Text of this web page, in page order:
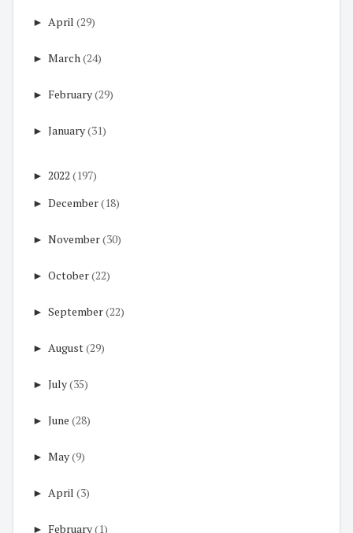
► April (29)
► March(24)
► February(29)
► January(31)
► 2022 (197)
► December(18)
► November(30)
► October(22)
► September(22)
► August(29)
► July(35)
► June (28)
► May(9)
► April (3)
► February(1)